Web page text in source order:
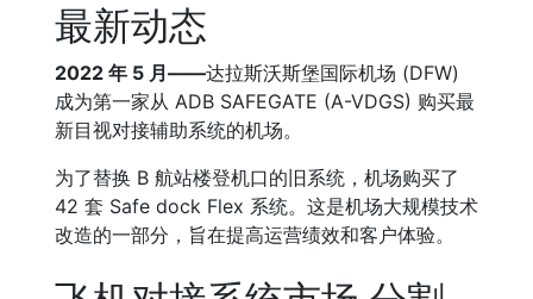
最新动态
2022 年 5 月——达拉斯沃斯堡国际机场 (DFW)
成为第一家从 ADB SAFEGATE (A-VDGS) 购买最
新目视对接辅助系统的机场。
为了替换 B 航站楼登机口的旧系统，机场购买了
42 套 Safe dock Flex 系统。这是机场大规模技术
改造的一部分，旨在提高运营绩效和客户体验。